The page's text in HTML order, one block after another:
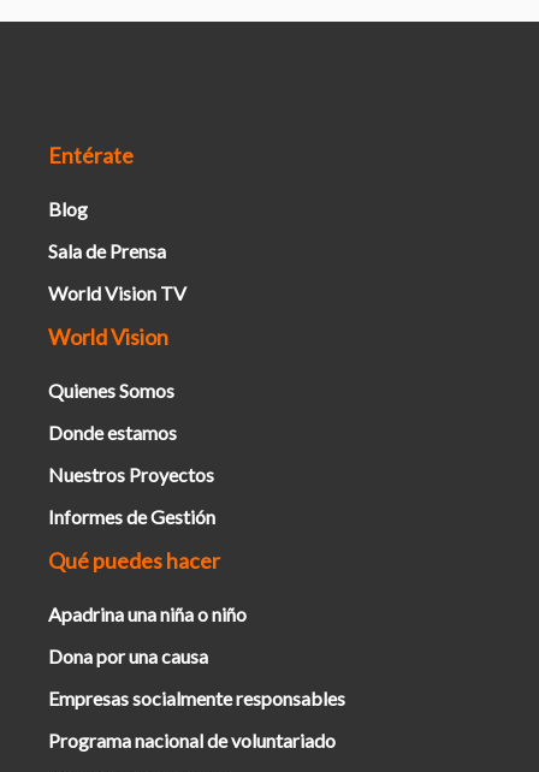
Entérate
Blog
Sala de Prensa
World Vision TV
World Vision
Quienes Somos
Donde estamos
Nuestros Proyectos
Informes de Gestión
Qué puedes hacer
Apadrina una niña o niño
Dona por una causa
Empresas socialmente responsables
Programa nacional de voluntariado